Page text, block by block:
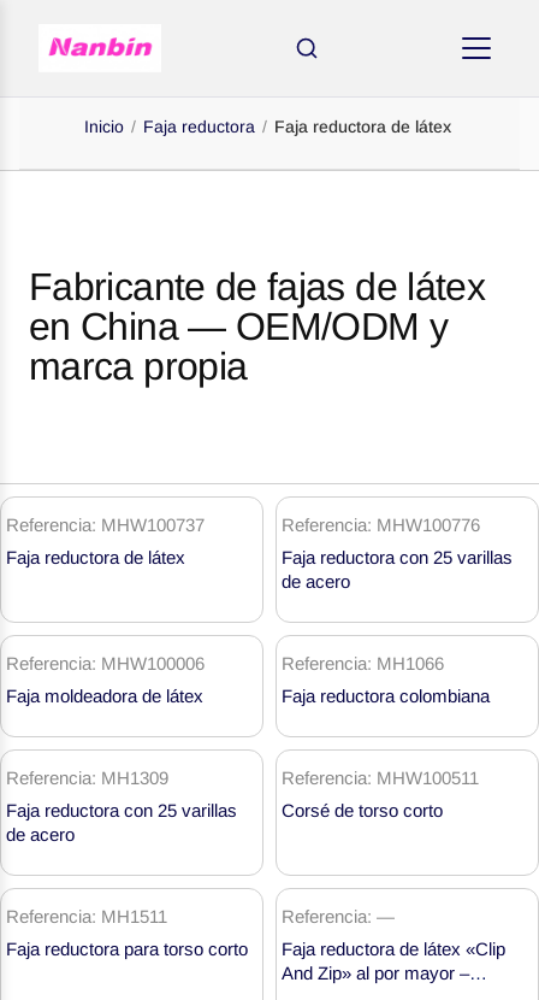
Inicio / Faja reductora / Faja reductora de látex
Fabricante de fajas de látex
en China — OEM/ODM y
marca propia
Latex
Waist
Trainer
Referencia: MHW100737
Faja reductora de látex
Referencia: MHW100776
Faja reductora con 25 varillas
de acero
Referencia: MHW100006
Faja moldeadora de látex
Referencia: MH1066
Faja reductora colombiana
Referencia: MH1309
Faja reductora con 25 varillas
de acero
Referencia: MHW100511
Corsé de torso corto
Referencia: MH1511
Faja reductora para torso corto
Referencia: —
Faja reductora de látex «Clip
And Zip» al por mayor –